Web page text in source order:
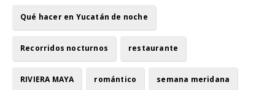
Qué hacer en Yucatán de noche
Recorridos nocturnos restaurante
RIVIERA MAYA romántico semana meridana